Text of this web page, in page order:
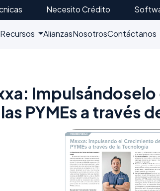
Necesito Crédito
Recursos AlianzasNosotrosContáctanos
las PYMEs a través